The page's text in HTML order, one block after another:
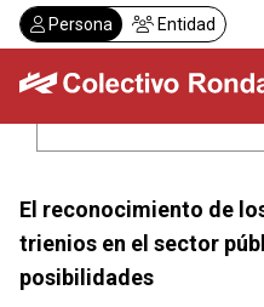
Pasar
al
contenido
Persona Entidad
Servicios
Actualidad
Despachos
El reconocimiento de
trienios en el sector
posibilidades